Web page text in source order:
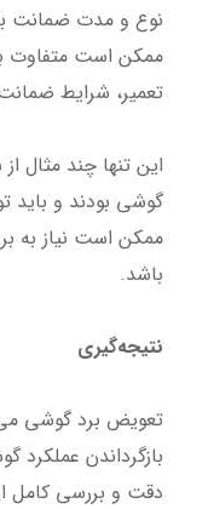
نوع و مدت ضمانت
ممکن است متفاوت
تعمیر، شرایط
این تنها چند مثال
گوشی بودند و
ممکن است نیاز به
باشد.
نتیجه‌گیری
تعویض برد گوشی
بازگرداندن عملکرد
دقت و بررسی کامل